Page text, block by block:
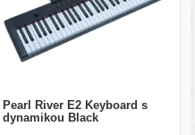
Pearl River E2 Keyboard s
dynamikou Black